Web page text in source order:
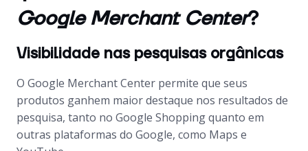
Google Merchant Center?
Visibilidade nas pesquisas orgânicas
O Google Merchant Center permite que seus
produtos ganhem maior destaque nos resultados de
pesquisa, tanto no Google Shopping quanto em
outras plataformas do Google, como Maps e